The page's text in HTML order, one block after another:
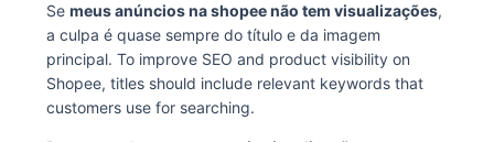
Se meus anúncios na shopee não tem visualizações,
a culpa é quase sempre do título e da imagem
principal. To improve SEO and product visibility on
Shopee, titles should include relevant keywords that
customers use for searching.